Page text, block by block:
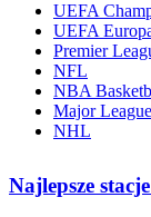
UEFA
UEFA
Premier
NFL
NBA
Major
NHL
Najlepsze